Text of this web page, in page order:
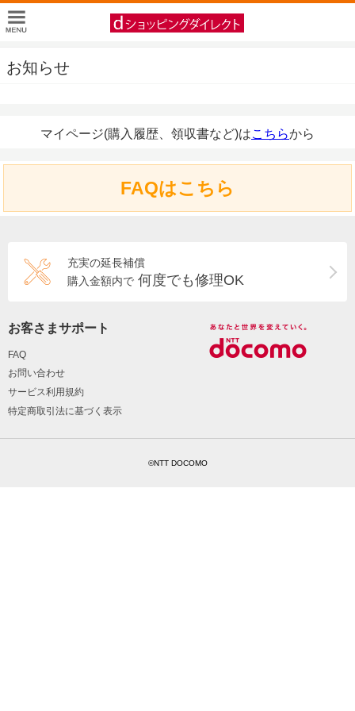
お知らせ
マイページ(購入履歴、領収書など)はこちらから
FAQはこちら
充実の延長補償
購入金額内で 何度でも修理OK
お客さまサポート
FAQ
お問い合わせ
サービス利用規約
特定商取引法に基づく表示
©NTT DOCOMO